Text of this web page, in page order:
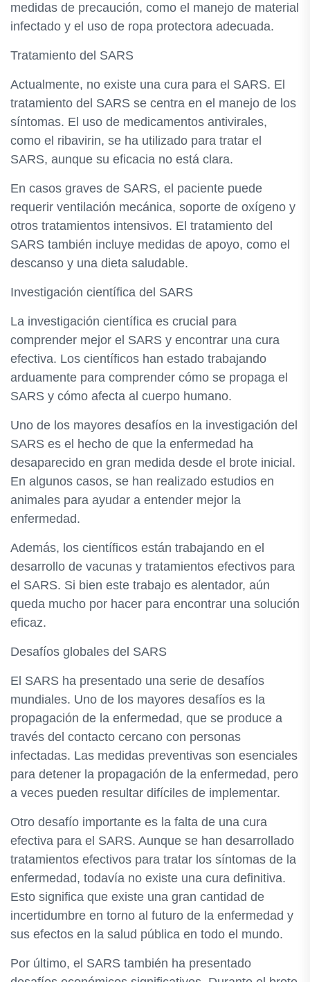
medidas de precaución, como el manejo de material
infectado y el uso de ropa protectora adecuada.
Tratamiento del SARS
Actualmente, no existe una cura para el SARS. El
tratamiento del SARS se centra en el manejo de los
síntomas. El uso de medicamentos antivirales,
como el ribavirin, se ha utilizado para tratar el
SARS, aunque su eficacia no está clara.
En casos graves de SARS, el paciente puede
requerir ventilación mecánica, soporte de oxígeno y
otros tratamientos intensivos. El tratamiento del
SARS también incluye medidas de apoyo, como el
descanso y una dieta saludable.
Investigación científica del SARS
La investigación científica es crucial para
comprender mejor el SARS y encontrar una cura
efectiva. Los científicos han estado trabajando
arduamente para comprender cómo se propaga el
SARS y cómo afecta al cuerpo humano.
Uno de los mayores desafíos en la investigación del
SARS es el hecho de que la enfermedad ha
desaparecido en gran medida desde el brote inicial.
En algunos casos, se han realizado estudios en
animales para ayudar a entender mejor la
enfermedad.
Además, los científicos están trabajando en el
desarrollo de vacunas y tratamientos efectivos para
el SARS. Si bien este trabajo es alentador, aún
queda mucho por hacer para encontrar una solución
eficaz.
Desafíos globales del SARS
El SARS ha presentado una serie de desafíos
mundiales. Uno de los mayores desafíos es la
propagación de la enfermedad, que se produce a
través del contacto cercano con personas
infectadas. Las medidas preventivas son esenciales
para detener la propagación de la enfermedad, pero
a veces pueden resultar difíciles de implementar.
Otro desafío importante es la falta de una cura
efectiva para el SARS. Aunque se han desarrollado
tratamientos efectivos para tratar los síntomas de la
enfermedad, todavía no existe una cura definitiva.
Esto significa que existe una gran cantidad de
incertidumbre en torno al futuro de la enfermedad y
sus efectos en la salud pública en todo el mundo.
Por último, el SARS también ha presentado